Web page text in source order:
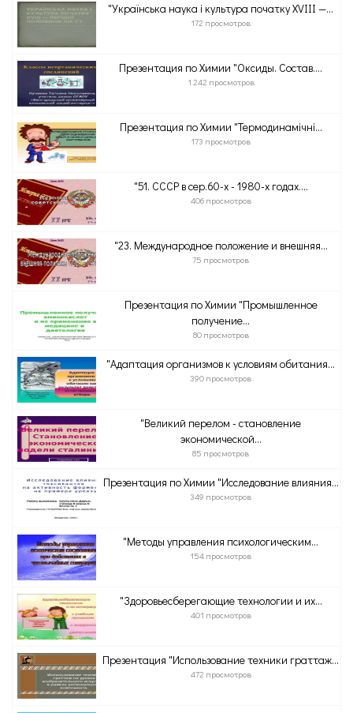
"Українська наука і культура початку XVIII —...
172 просмотров
Презентация по Химии "Оксиды. Состав....
1 242 просмотров
Презентация по Химии "Термодинамічні...
173 просмотров
"51. СССР в сер.60-х - 1980-х годах....
406 просмотров
"23. Международное положение и внешняя...
75 просмотров
Презентация по Химии "Промышленное
получение...
80 просмотров
"Адаптация организмов к условиям обитания...
390 просмотров
"Великий перелом - становление
экономической...
85 просмотров
Презентация по Химии "Исследование влияния...
349 просмотров
"Методы управления психологическим...
154 просмотров
"Здоровьесберегающие технологии и их...
401 просмотров
Презентация "Использование техники граттаж...
472 просмотров